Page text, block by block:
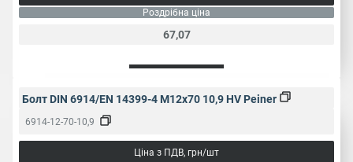
Роздрібна ціна
67,07
Болт DIN 6914/EN 14399-4 M12x70 10,9 HV Peiner
6914-12-70-10,9
Ціна з ПДВ, грн/шт